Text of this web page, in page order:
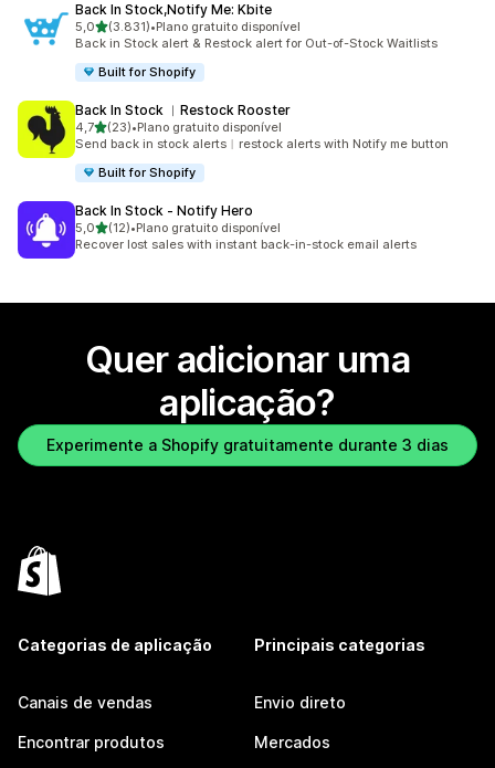
Back In Stock,Notify Me: Kbite
5,0de 5 estrelas
(3.831)
3831 total de avaliações
•Plano gratuito disponível
Back in Stock alert & Restock alert for Out-of-Stock Waitlists
Built for Shopify
Back In Stock ︱Restock Rooster
4,7de 5 estrelas
(23)
23 total de avaliações
•Plano gratuito disponível
Send back in stock alerts︱restock alerts with Notify me button
Built for Shopify
Back In Stock ‑ Notify Hero
5,0de 5 estrelas
(12)
12 total de avaliações
•Plano gratuito disponível
Recover lost sales with instant back-in-stock email alerts
Quer adicionar uma
aplicação?
Experimente a Shopify gratuitamente durante 3 dias
Categorias de aplicação
Canais de vendas
Encontrar produtos
Principais categorias
Envio direto
Mercados